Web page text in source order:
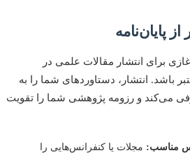
انتشار مقالات علمی در
انتشار، دستاوردهای شما را به
و رزومه پژوهشی شما را تقویت
مجلات یا کنفرانس‌هایی را